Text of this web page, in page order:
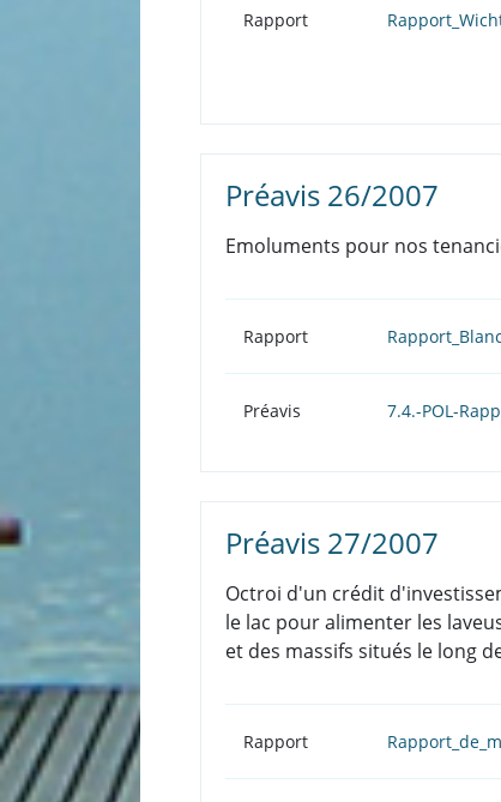
Rapport
Préavis 26/2007
Emoluments pour nos
Rapport
Préavis 7.4.-POL-
Préavis 27/2007
Octroi d'un crédit
le lac pour alimenter les
et des massifs situés le long
Rapport